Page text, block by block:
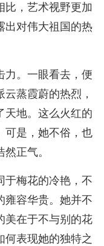
比，艺术视野更加
出对伟大祖国的热
力。一眼看去，便
蒸霞蔚的热烈，
天地。这么火红的
可是，她不俗，也
正气。
于梅花的冷艳，不
雍容华贵。她并不
美在于不与别的花
何表现她的独特之